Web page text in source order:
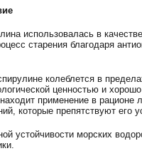
использовалась в
старения благодаря
колеблется в
ценностью и
применение в рационе
которые препятствуют
устойчивости морских